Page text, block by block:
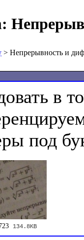
> Непрерывность и
в
134.8KB